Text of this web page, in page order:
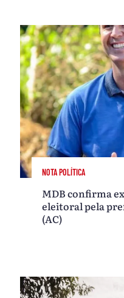
NOTA POLÍTICA
MDB confirma
eleitoral pela
(AC)